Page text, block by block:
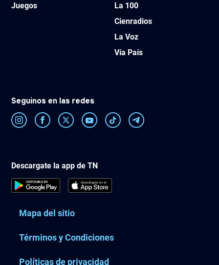
Juegos
La 100
Cienradios
La Voz
Vía País
Descargate la app de TN
Seguinos en las redes
Mapa del sitio
Términos y Condiciones
Políticas de privacidad